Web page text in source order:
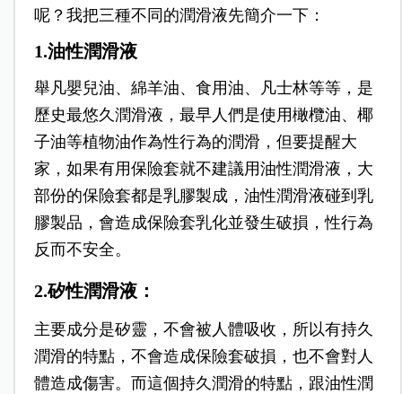
呢？ 我把三種不同的潤滑液先簡介一下：
1.油性潤滑液
舉凡嬰兒油、綿羊油、食用油、凡士林等等，是
歷史最悠久潤滑液，最早人們是使用橄欖油、椰
子油等植物油作為性行為的潤滑，但要提醒大
家，如果有用保險套就不建議用油性潤滑液，大
部份的保險套都是乳膠製成，油性潤滑液碰到乳
膠製品，會造成保險套乳化並發生破損，性行為
反而不安全。
2.矽性潤滑液：
主要成分是矽靈，不會被人體吸收，所以有持久
潤滑的特點，不會造成保險套破損，也不會對人
體造成傷害。而這個持久潤滑的特點，跟油性潤